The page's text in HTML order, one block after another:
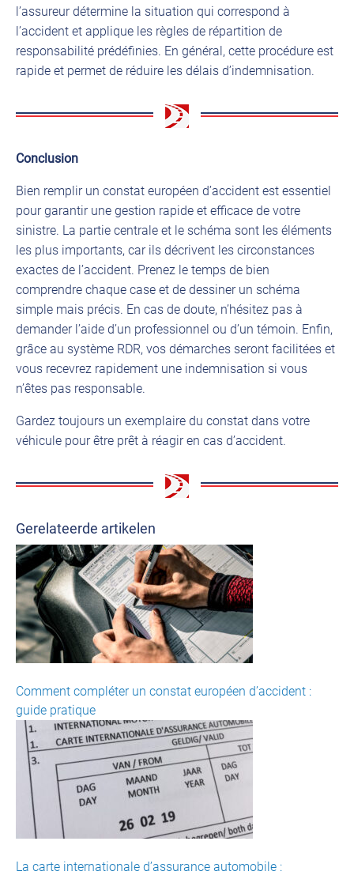
l’assureur détermine la situation qui correspond à
l’accident et applique les règles de répartition de
responsabilité prédéfinies. En général, cette procédure est
rapide et permet de réduire les délais d’indemnisation.
Conclusion
Bien remplir un constat européen d’accident est essentiel
pour garantir une gestion rapide et efficace de votre
sinistre. La partie centrale et le schéma sont les éléments
les plus importants, car ils décrivent les circonstances
exactes de l’accident. Prenez le temps de bien
comprendre chaque case et de dessiner un schéma
simple mais précis. En cas de doute, n’hésitez pas à
demander l’aide d’un professionnel ou d’un témoin. Enfin,
grâce au système RDR, vos démarches seront facilitées et
vous recevrez rapidement une indemnisation si vous
n’êtes pas responsable.
Gardez toujours un exemplaire du constat dans votre
véhicule pour être prêt à réagir en cas d’accident.
Gerelateerde artikelen
Comment compléter un constat européen d’accident :
guide pratique
La carte internationale d’assurance automobile :